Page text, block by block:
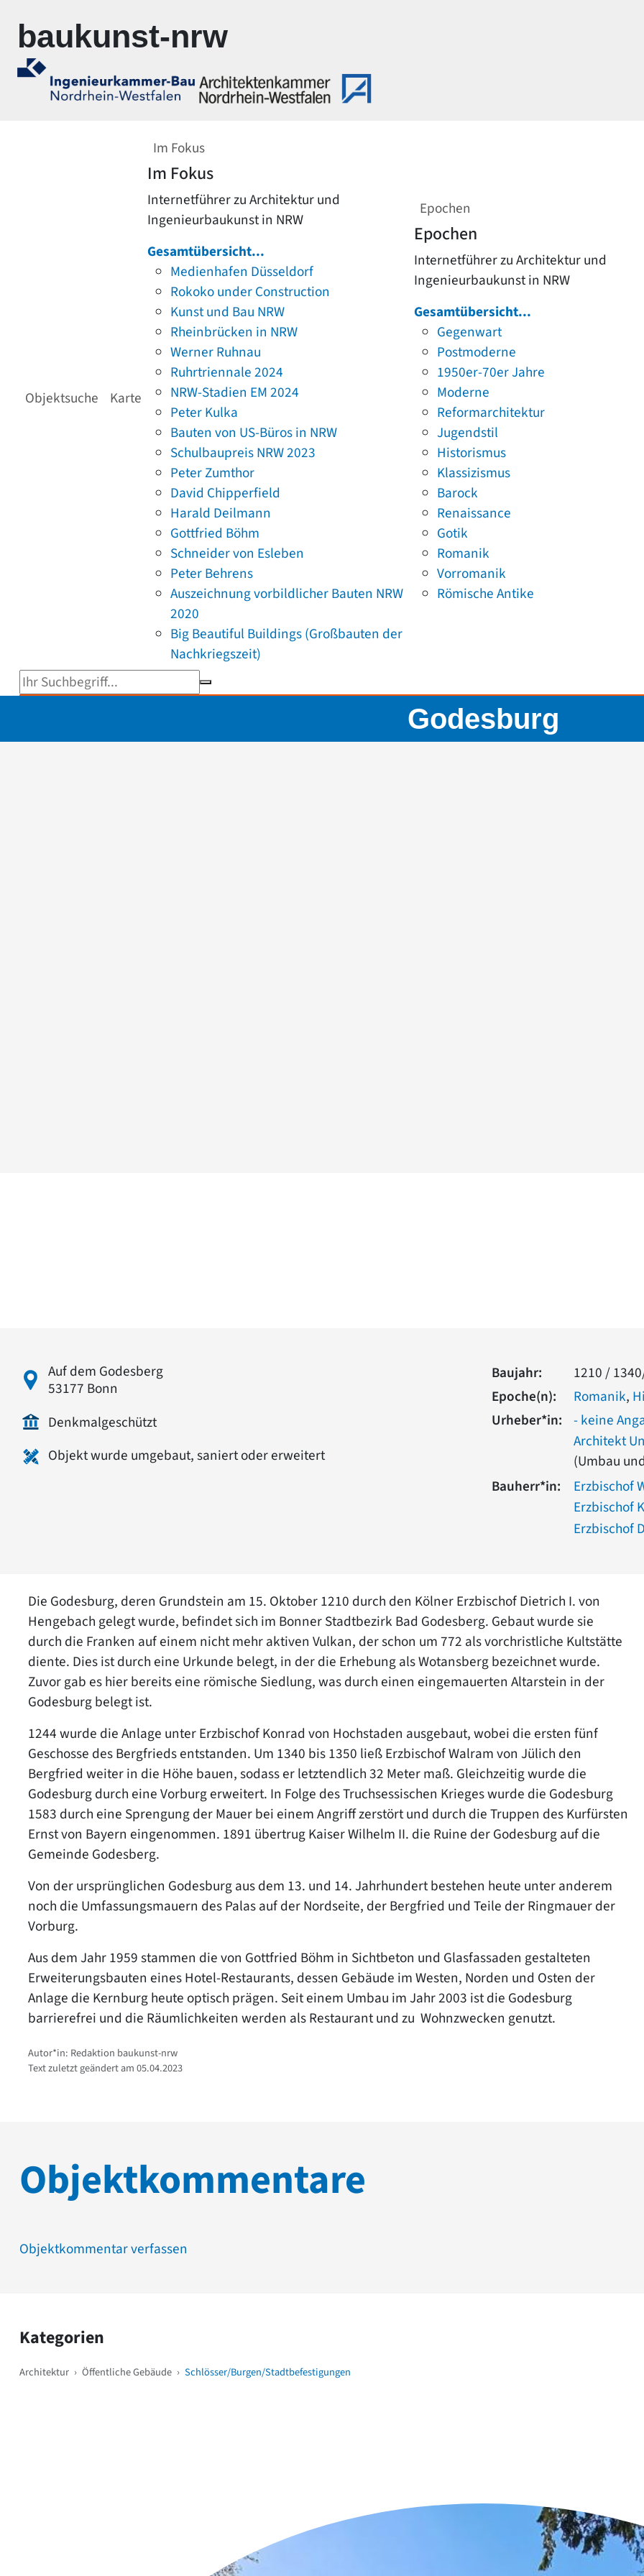
baukunst-nrw
Objektsuche Karte
Im Fokus
Im Fokus
Internetführer zu Architektur und
Ingenieurbaukunst in NRW
Gesamtübersicht...
Medienhafen Düsseldorf
Rokoko under Construction
Kunst und Bau NRW
Rheinbrücken in NRW
Werner Ruhnau
Ruhrtriennale 2024
NRW-Stadien EM 2024
Peter Kulka
Bauten von US-Büros in NRW
Schulbaupreis NRW 2023
Peter Zumthor
David Chipperfield
Harald Deilmann
Gottfried Böhm
Schneider von Esleben
Peter Behrens
Auszeichnung vorbildlicher Bauten NRW
2020
Big Beautiful Buildings (Großbauten der
Nachkriegszeit)
Epochen
Epochen
Internetführer zu Architektur und
Ingenieurbaukunst in NRW
Gesamtübersicht...
Gegenwart
Postmoderne
1950er-70er Jahre
Moderne
Reformarchitektur
Jugendstil
Historismus
Klassizismus
Barock
Renaissance
Gotik
Romanik
Vorromanik
Römische Antike
Suchbegriff eingeben
Godesburg
Auf dem Godesberg
53177 Bonn
Denkmalgeschützt
Objekt wurde umgebaut, saniert oder erweitert
Baujahr:
1210 /
Epoche(n):
Romanik,
Urheber*in:
- keine
Architekt
(Umbau
Bauherr*in:
Erzbischof
Erzbischof
Erzbischof
Die Godesburg, deren Grundstein am 15. Oktober 1210 durch den Kölner Erzbischof Dietrich I. von
Hengebach gelegt wurde, befindet sich im Bonner Stadtbezirk Bad Godesberg. Gebaut wurde sie
durch die Franken auf einem nicht mehr aktiven Vulkan, der schon um 772 als vorchristliche Kultstätte
diente. Dies ist durch eine Urkunde belegt, in der die Erhebung als Wotansberg bezeichnet wurde.
Zuvor gab es hier bereits eine römische Siedlung, was durch einen eingemauerten Altarstein in der
Godesburg belegt ist.
1244 wurde die Anlage unter Erzbischof Konrad von Hochstaden ausgebaut, wobei die ersten fünf
Geschosse des Bergfrieds entstanden. Um 1340 bis 1350 ließ Erzbischof Walram von Jülich den
Bergfried weiter in die Höhe bauen, sodass er letztendlich 32 Meter maß. Gleichzeitig wurde die
Godesburg durch eine Vorburg erweitert. In Folge des Truchsessischen Krieges wurde die Godesburg
1583 durch eine Sprengung der Mauer bei einem Angriff zerstört und durch die Truppen des Kurfürsten
Ernst von Bayern eingenommen. 1891 übertrug Kaiser Wilhelm II. die Ruine der Godesburg auf die
Gemeinde Godesberg.
Von der ursprünglichen Godesburg aus dem 13. und 14. Jahrhundert bestehen heute unter anderem
noch die Umfassungsmauern des Palas auf der Nordseite, der Bergfried und Teile der Ringmauer der
Vorburg.
Aus dem Jahr 1959 stammen die von Gottfried Böhm in Sichtbeton und Glasfassaden gestalteten
Erweiterungsbauten eines Hotel-Restaurants, dessen Gebäude im Westen, Norden und Osten der
Anlage die Kernburg heute optisch prägen. Seit einem Umbau im Jahr 2003 ist die Godesburg
barrierefrei und die Räumlichkeiten werden als Restaurant und zu Wohnzwecken genutzt.
Autor*in: Redaktion baukunst-nrw
Text zuletzt geändert am 05.04.2023
Objektkommentare
Objektkommentar verfassen
Kategorien
Architektur › Öffentliche Gebäude › Schlösser/Burgen/Stadtbefestigungen